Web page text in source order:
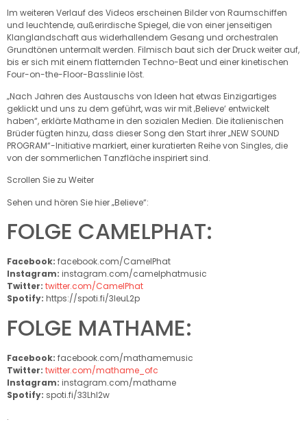
Im weiteren Verlauf des Videos erscheinen Bilder von Raumschiffen
und leuchtende, außerirdische Spiegel, die von einer jenseitigen
Klanglandschaft aus widerhallendem Gesang und orchestralen
Grundtönen untermalt werden. Filmisch baut sich der Druck weiter auf,
bis er sich mit einem flatternden Techno-Beat und einer kinetischen
Four-on-the-Floor-Basslinie löst.
„Nach Jahren des Austauschs von Ideen hat etwas Einzigartiges
geklickt und uns zu dem geführt, was wir mit ‚Believe‘ entwickelt
haben“, erklärte Mathame in den sozialen Medien. Die italienischen
Brüder fügten hinzu, dass dieser Song den Start ihrer „NEW SOUND
PROGRAM“-Initiative markiert, einer kuratierten Reihe von Singles, die
von der sommerlichen Tanzfläche inspiriert sind.
Scrollen Sie zu Weiter
Sehen und hören Sie hier „Believe“:
FOLGE CAMELPHAT:
Facebook: facebook.com/CamelPhat
Instagram: instagram.com/camelphatmusic
Twitter: twitter.com/CamelPhat
Spotify: https://spoti.fi/3leuL2p
FOLGE MATHAME:
Facebook: facebook.com/mathamemusic
Twitter: twitter.com/mathame_ofc
Instagram: instagram.com/mathame
Spotify: spoti.fi/33LhI2w
.